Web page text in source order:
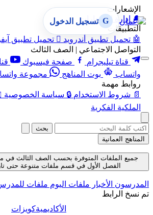
الإشعارات
🔔 إدارة الإشعارات
التطبيقات
🤖 تحميل تطبيق أندرويد  تحميل تطبيق
التواصل الاجتماعي | الصف الثالث
قناة تيليجرام
صفحة فيسبوك
واتساب
بوت المناهج
مجموعة
روابط مهمة
📄 شروط الاستخدام 🔒 سياسة الخصوصية
الملكية الفكرية
G تسجيل الدخول
بحث
المناهج العمانية
جميع الملفات المتوفرة بحسب الصف الثالث في
الفصل الأول في قسم ملفات متنوعة حتى تاريخ 07-08-
المدرسون الأخبار ملفات اليوم ملفات
تم نسخ الرابط
الأكاديميةكويزات